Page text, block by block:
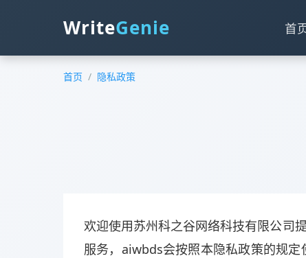
WriteGenie 首
首页 / 隐私政策
欢迎使用苏州科之谷网络科技有限公司
服务，aiwbds会按照本隐私政策的规